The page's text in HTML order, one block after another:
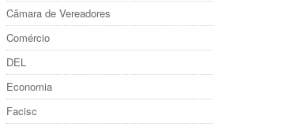
Câmara de Vereadores
Comércio
DEL
Economia
Facisc